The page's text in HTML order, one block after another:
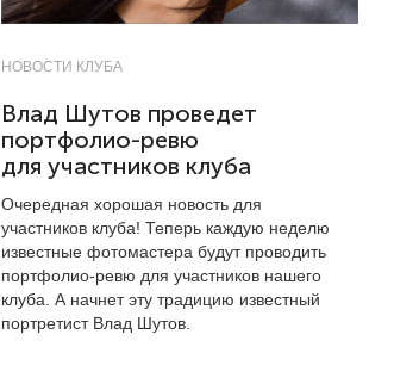
НОВОСТИ КЛУБА
Влад Шутов проведет
портфолио-ревю
для участников клуба
Очередная хорошая новость для
участников клуба! Теперь каждую неделю
известные фотомастера будут проводить
портфолио-ревю для участников нашего
клуба. А начнет эту традицию известный
портретист Влад Шутов.